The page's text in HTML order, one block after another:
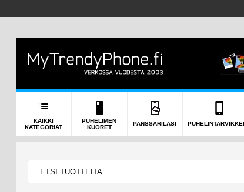
KAIKKI
KATEGORIAT
PUHELIMEN
KUORET
PANSSARILASI